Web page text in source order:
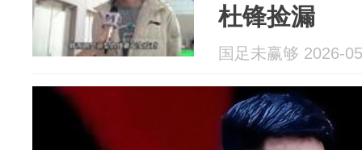
杜锋捡漏
国足未赢够 2026-